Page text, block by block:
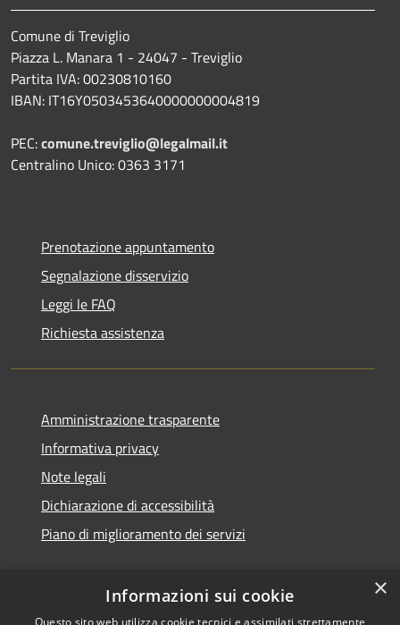
Comune di Treviglio
Piazza L. Manara 1 - 24047 - Treviglio
Partita IVA: 00230810160
IBAN: IT16Y0503453640000000004819
PEC:comune.treviglio@legalmail.it
Centralino Unico: 0363 3171
Prenotazione appuntamento
Segnalazione disservizio
Leggi le FAQ
Richiesta assistenza
Amministrazione trasparente
Informativa privacy
Note legali
Dichiarazione di accessibilità
Piano di miglioramento dei servizi
×
Informazioni sui cookie
Questo sito web utilizza cookie tecnici e assimilati strettamente